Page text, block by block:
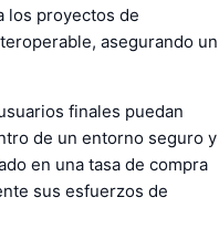
los proyectos de
asegurando un
finales puedan
de un entorno seguro y
en una tasa de compra
sus esfuerzos de